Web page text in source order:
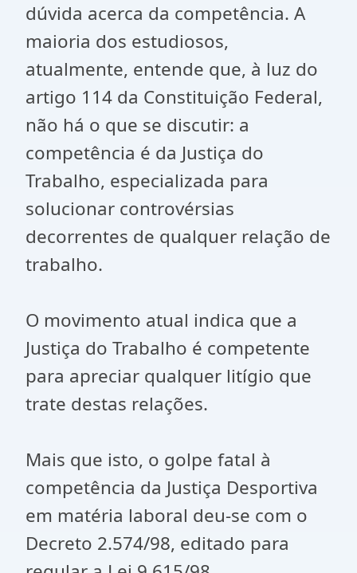
dúvida acerca da competência. A
maioria dos estudiosos,
atualmente, entende que, à luz do
artigo 114 da Constituição Federal,
não há o que se discutir: a
competência é da Justiça do
Trabalho, especializada para
solucionar controvérsias
decorrentes de qualquer relação de
trabalho.
O movimento atual indica que a
Justiça do Trabalho é competente
para apreciar qualquer litígio que
trate destas relações.
Mais que isto, o golpe fatal à
competência da Justiça Desportiva
em matéria laboral deu-se com o
Decreto 2.574/98, editado para